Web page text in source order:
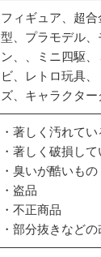
フィギュア、超
型、プラモデル
ン、、ミニ四駆
ビ、レトロ玩具
ズ、キャラクタ
・著しく汚れて
・著しく破損し
・臭いが酷いもの
・盗品
・不正商品
・部分抜きなど